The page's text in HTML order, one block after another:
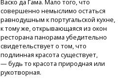
Васко да Гама. Мало того, что
совершенно немыслимо остаться
равнодушным к португальской кухне,
к тому же, открывающаяся из окон
ресторана панорама убедительно
свидетельствует о том, что
подлинная красота существует,
— будь то красота природная или
рукотворная.